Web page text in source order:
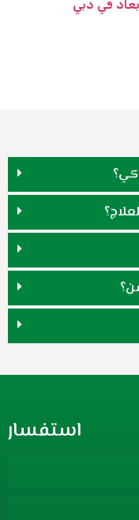
في دبي
استفسار